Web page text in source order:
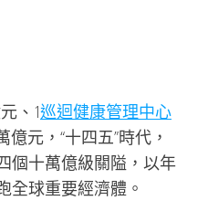
、1巡迴健康管理中心
億元，“十四五”時代，
個十萬億級關隘，以年
全球重要經濟體。